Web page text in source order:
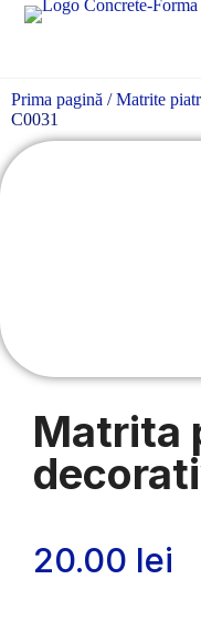
Prima pagină /Matrite
C0031
Matrita
20.00 lei